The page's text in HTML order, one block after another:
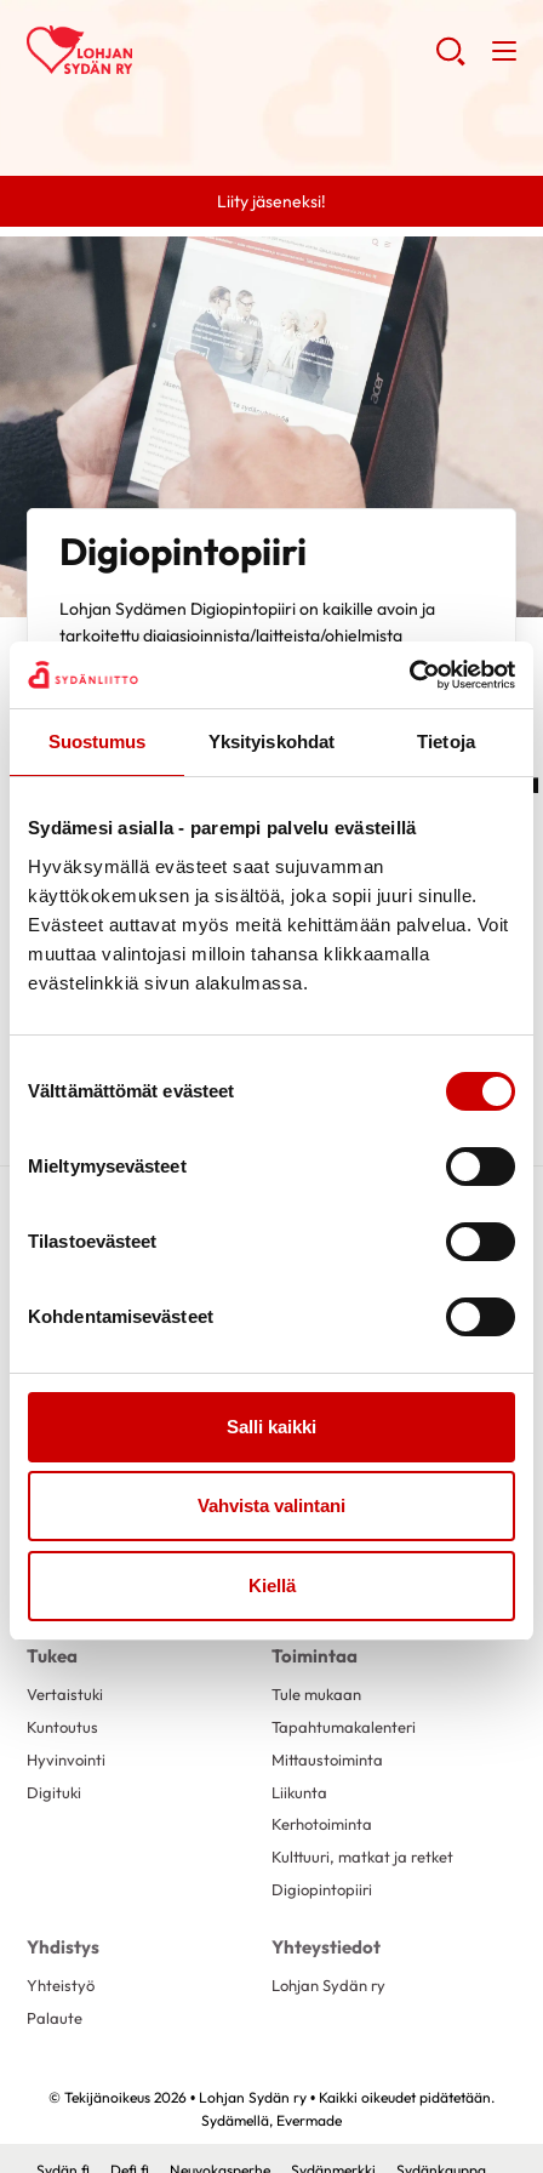
Suostumus Yksityiskohdat Tietoja
Sydämesi asialla - parempi palvelu evästeillä
Hyväksymällä evästeet saat sujuvamman
käyttökokemuksen ja sisältöä, joka sopii juuri sinulle.
Evästeet auttavat myös meitä kehittämään palvelua. Voit
muuttaa valintojasi milloin tahansa klikkaamalla
evästelinkkiä sivun alakulmassa.
Välttämättömät evästeet
Mieltymysevästeet
Tilastoevästeet
Kohdentamisevästeet
Salli kaikki
Vahvista valintani
Kiellä
Liity jäseneksi!
Digiopintopiiri
Lohjan Sydämen Digiopintopiiri on kaikille avoin ja
tarkoitettu digiasioinnista/laitteista/ohjelmista
Kaikille avoin ja tarkoitettu
digiasioinnista/laitteista/ohjelmista
kiinnostuneille.
Opintopiiriin voi liittyä tai lopettaa dynaamisesti.
Osallistujilta ei odoteta mitään erityistaitoja, vaan kaikki ovat
tervetulleita tieto- ja taitotasosta riippumatta.
Opintopiiri kokoontuu pääosin LoU-tilassa (Kontionkatu 2, Lohja),
Lisätietoa:Digiopintopiiri
Link to facebook
Link to twitter
Link to instagram
Link to youtube
Etusivu Tietoa
Uutiset
Verkkoluennot
Tukea
Vertaistuki
Kuntoutus
Hyvinvointi
Digituki
Toimintaa
Tule mukaan
Tapahtumakalenteri
Mittaustoiminta
Liikunta
Kerhotoiminta
Kulttuuri, matkat ja retket
Digiopintopiiri
Yhdistys
Yhteistyö
Palaute
Yhteystiedot
Lohjan Sydän ry
© Tekijänoikeus 2026 • Lohjan Sydän ry • Kaikki oikeudet pidätetään.
Sydämellä, Evermade